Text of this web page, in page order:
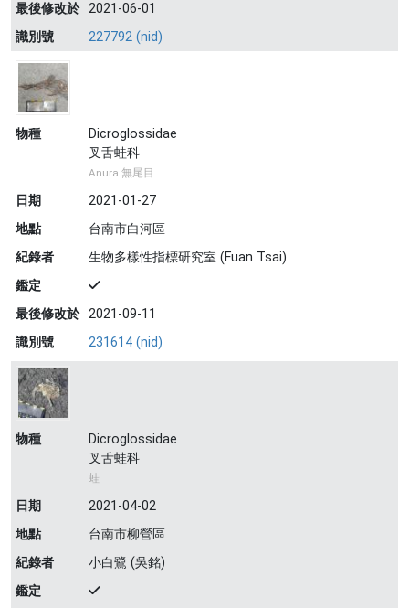
最後修改於 2021-06-01
識別號
227792 (nid)
物種
Dicroglossidae
叉舌蛙科
Anura 無尾目
日期
2021-01-27
地點
台南市白河區
紀錄者
生物多樣性指標研究室 (Fuan Tsai)
鑑定
最後修改於 2021-09-11
識別號
231614 (nid)
物種
Dicroglossidae
叉舌蛙科
蛙
日期
2021-04-02
地點
台南市柳營區
紀錄者
小白鷺 (吳銘)
鑑定